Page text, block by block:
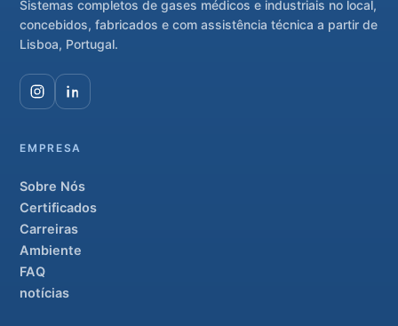
Sistemas completos de gases médicos e industriais no local,
concebidos, fabricados e com assistência técnica a partir de
Lisboa, Portugal.
EMPRESA
Sobre Nós
Certificados
Carreiras
Ambiente
FAQ
notícias